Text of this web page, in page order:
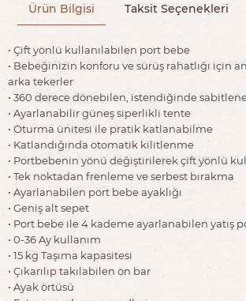
Ürün Bilgisi Taksit Seçenekleri
• Çift yönlü kullanılabilen port bebe
• Bebeğinizin konforu ve sürüş rahatlığı için
arka tekerler
• 360 derece dönebilen, istendiğinde
• Ayarlanabilir güneş siperlikli tente
• Oturma ünitesi ile pratik katlanabilme
• Katlandığında otomatik kilitlenme
• Portbebenin yönü değiştirilerek çift yönlü
• Tek noktadan frenleme ve serbest bırakma
• Ayarlanabilen port bebe ayaklığı
• Geniş alt sepet
• Port bebe ile 4 kademe ayarlanabilen yatış
• 0-36 Ay kullanım
• 15 kg Taşıma kapasitesi
• Çıkarılıp takılabilen ön bar
• Ayak örtüsü